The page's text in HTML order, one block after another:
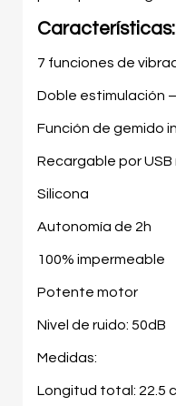
Características:
7 funciones de
Doble estimulación
Función de gemido
Recargable por
Silicona
Autonomía de 2h
100% impermeable
Potente motor
Nivel de ruido: 50dB
Medidas:
Longitud total: 22.5